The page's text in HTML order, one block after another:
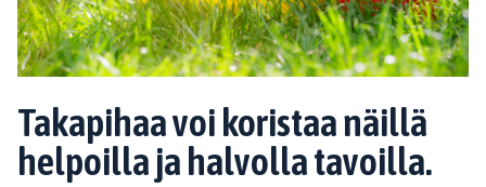
Takapihaa voi koristaa näillä
helpoilla ja halvolla tavoilla.